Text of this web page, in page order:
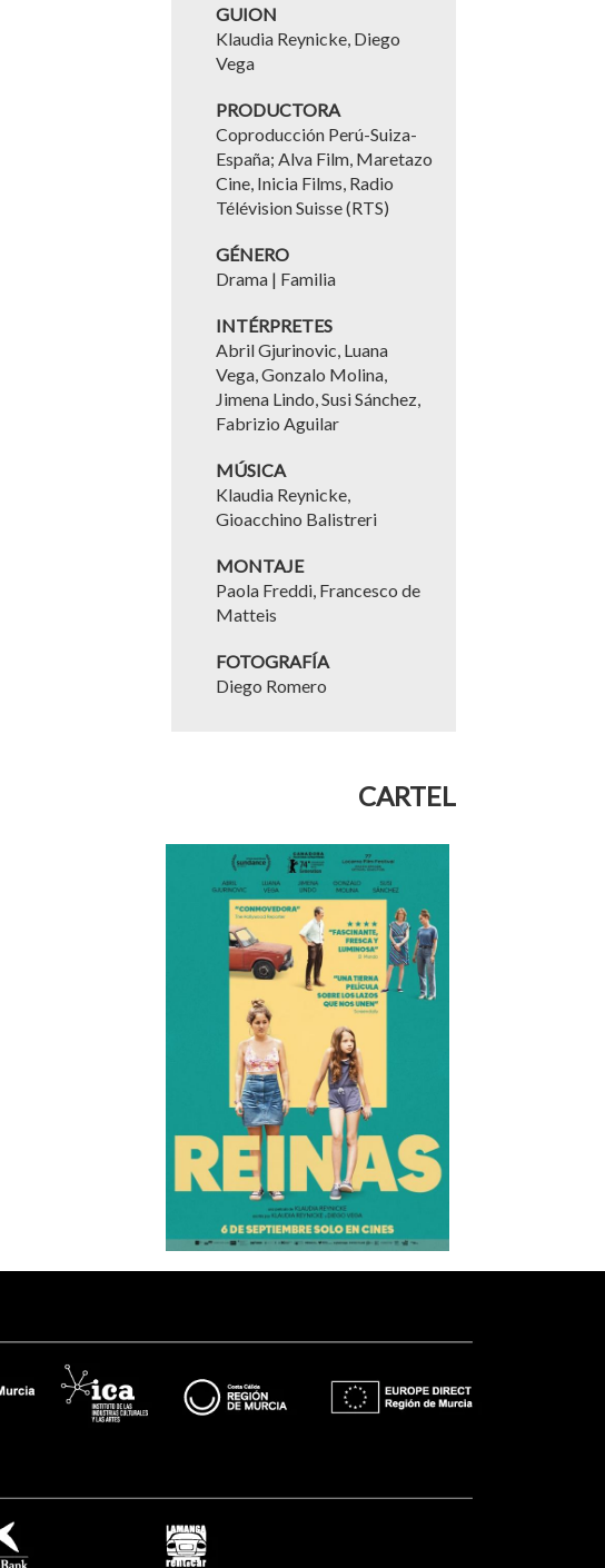
GUION
Klaudia Reynicke, Diego
Vega
PRODUCTORA
Coproducción Perú-Suiza-
España; Alva Film, Maretazo
Cine, Inicia Films, Radio
Télévision Suisse (RTS)
GÉNERO
Drama | Familia
INTÉRPRETES
Abril Gjurinovic, Luana
Vega, Gonzalo Molina,
Jimena Lindo, Susi Sánchez,
Fabrizio Aguilar
MÚSICA
Klaudia Reynicke,
Gioacchino Balistreri
MONTAJE
Paola Freddi, Francesco de
Matteis
FOTOGRAFÍA
Diego Romero
CARTEL